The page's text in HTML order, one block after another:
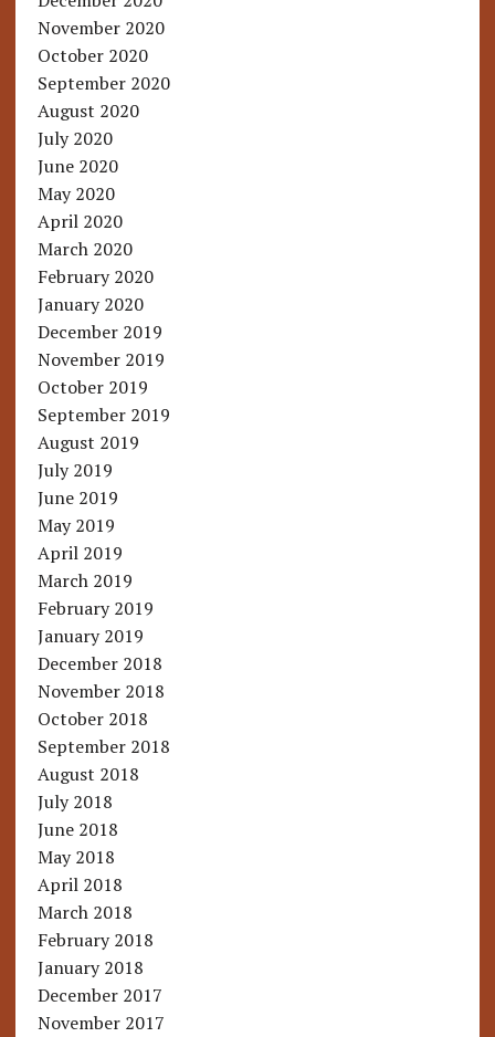
November 2020
October 2020
September 2020
August 2020
July 2020
June 2020
May 2020
April 2020
March 2020
February 2020
January 2020
December 2019
November 2019
October 2019
September 2019
August 2019
July 2019
June 2019
May 2019
April 2019
March 2019
February 2019
January 2019
December 2018
November 2018
October 2018
September 2018
August 2018
July 2018
June 2018
May 2018
April 2018
March 2018
February 2018
January 2018
December 2017
November 2017